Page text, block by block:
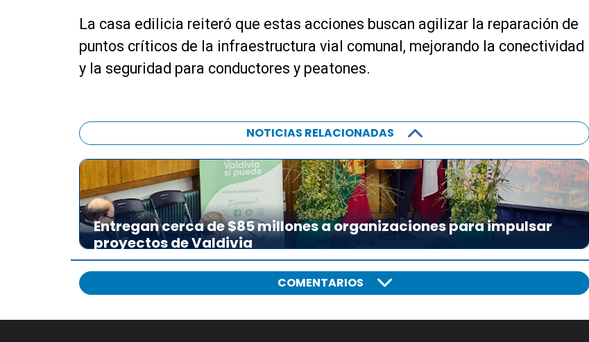
La casa edilicia reiteró que estas acciones buscan agilizar la reparación de
puntos críticos de la infraestructura vial comunal, mejorando la conectividad
y la seguridad para conductores y peatones.
NOTICIAS RELACIONADAS
Entregan cerca de $85 millones a organizaciones para impulsar
proyectos de Valdivia
COMENTARIOS